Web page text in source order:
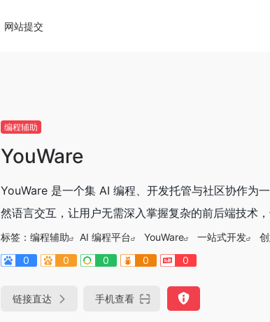
网站提交
编程辅助
YouWare
YouWare 是一个集 AI 编程、开发托管与社区协作为
然语言交互，让用户无需深入掌握复杂的前后端技术
标签： 编程辅助 AI 编程平台 YouWare 一站式开发
0
0 0 0 0
链接直达 手机查看